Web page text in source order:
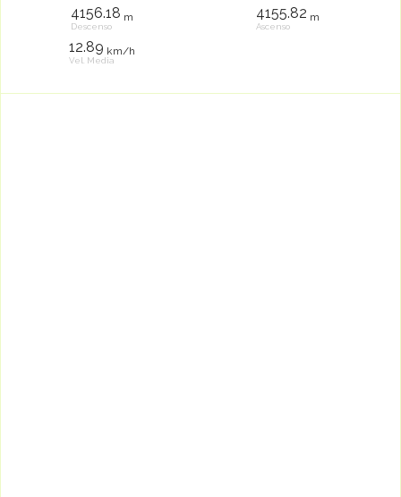
4156.18 m
Descenso
4155.82 m
Ascenso
12.89 km/h
Vel. Media